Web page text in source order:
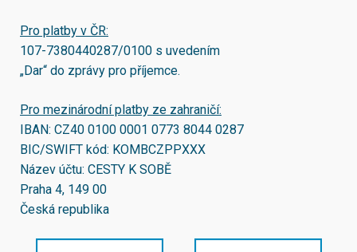
Pro platby v ČR:
107-7380440287/0100 s uvedením
„Dar“ do zprávy pro příjemce.
Pro mezinárodní platby ze zahraničí:
IBAN: CZ40 0100 0001 0773 8044 0287
BIC/SWIFT kód: KOMBCZPPXXX
Název účtu: CESTY K SOBĚ
Praha 4, 149 00
Česká republika